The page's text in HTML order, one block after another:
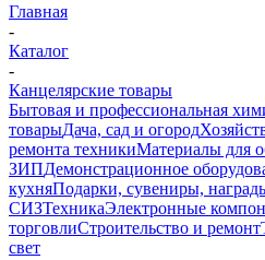
Главная
-
Каталог
-
Канцелярские товары
Бытовая и профессиональная
товарыДача, сад и огород
ремонта техникиМатериалы для
ЗИПДемонстрационное
кухняПодарки, сувениры,
СИЗТехникаЭлектронные
торговлиСтроительство и ремонт
свет